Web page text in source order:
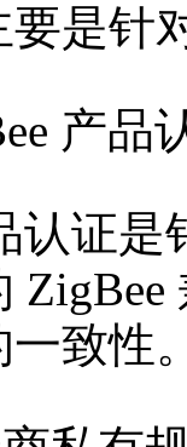
是针
产品
认证
一致性